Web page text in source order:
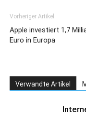
Vorheriger Artikel
Apple investiert 1,7
Euro in Europa
Verwandte Artikel